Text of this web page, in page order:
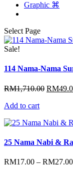
Graphic ⌘
Select Page
Sale!
114 Nama-Nama
RM1,710.00 Original
RM
Add to cart
25 Nama Nabi &
RM17.00 – RM27.00